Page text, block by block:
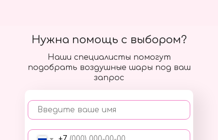
Наши специалисты помогут
подобрать воздушные шары под ваш
запрос
Введите ваше имя
Нужна помощь с выбором?